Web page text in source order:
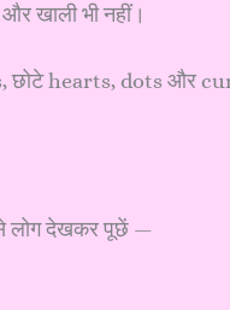
खाली भी नहीं।
hearts, dots और
लोग देखकर पूछें —